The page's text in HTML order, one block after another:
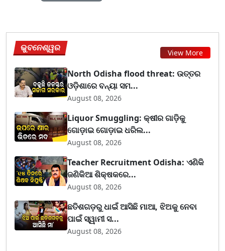
ଭୁବନେଶ୍ୱର View More
North Odisha flood threat: ଉତ୍ତର
ଓଡ଼ିଶାରେ ବନ୍ୟା ସମ...
August 08, 2026
Liquor Smuggling: କ୍ଷୀର ଗାଡ଼ିକୁ
ଗୋଡ଼ାଇ ଗୋଡ଼ାଇ ଧରିଲ...
August 08, 2026
Teacher Recruitment Odisha: ଏଣିକି
ଜଣିକିଆ ଶିକ୍ଷକରେ...
August 08, 2026
ଛତିଶଗଡ଼ରୁ ଧାଇଁ ଆସିଛି ମାଆ, ଝିଅକୁ ନେବା
ପାଇଁ ସ୍ୱାମୀ ସ...
August 08, 2026